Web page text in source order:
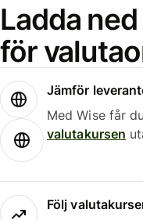
Ladda
för
Jämför
Med Wise får
valutakursen
Följ